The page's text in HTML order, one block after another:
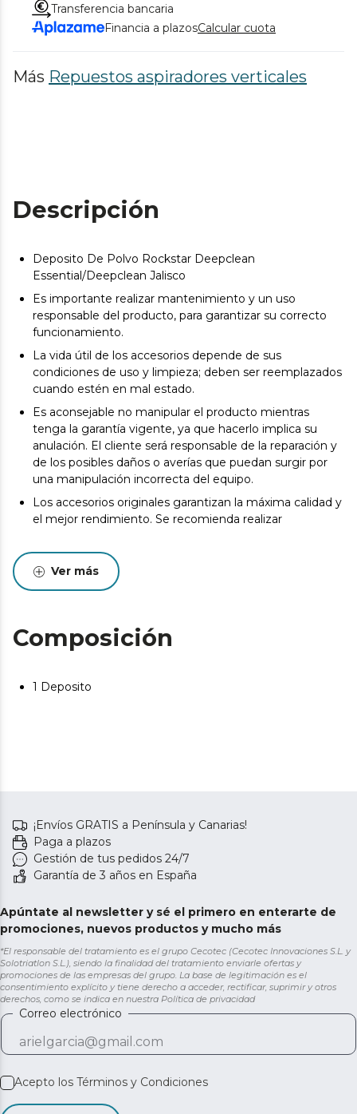
Transferencia bancaria
Financia a plazosCalcular cuota
Más Repuestos aspiradores verticales
Descripción
Deposito De Polvo Rockstar Deepclean
Essential/Deepclean Jalisco
Es importante realizar mantenimiento y un uso
responsable del producto, para garantizar su correcto
funcionamiento.
La vida útil de los accesorios depende de sus
condiciones de uso y limpieza; deben ser reemplazados
cuando estén en mal estado.
Es aconsejable no manipular el producto mientras
tenga la garantía vigente, ya que hacerlo implica su
anulación. El cliente será responsable de la reparación y
de los posibles daños o averías que puedan surgir por
una manipulación incorrecta del equipo.
Los accesorios originales garantizan la máxima calidad y
el mejor rendimiento. Se recomienda realizar
Ver más
Composición
1 Deposito
¡Envíos GRATIS a Península y Canarias!
Paga a plazos
Gestión de tus pedidos 24/7
Garantía de 3 años en España
Apúntate al newsletter y sé el primero en enterarte de
promociones, nuevos productos y mucho más
*El responsable del tratamiento es el grupo Cecotec (Cecotec Innovaciones S.L. y
Solotriatlon S.L.), siendo la finalidad del tratamiento enviarle ofertas y
promociones de las empresas del grupo. La base de legitimación es el
consentimiento explícito y tiene derecho a acceder, rectificar, suprimir y otros
derechos, como se indica en nuestra Política de privacidad
Correo electrónico
Acepto los Términos y Condiciones